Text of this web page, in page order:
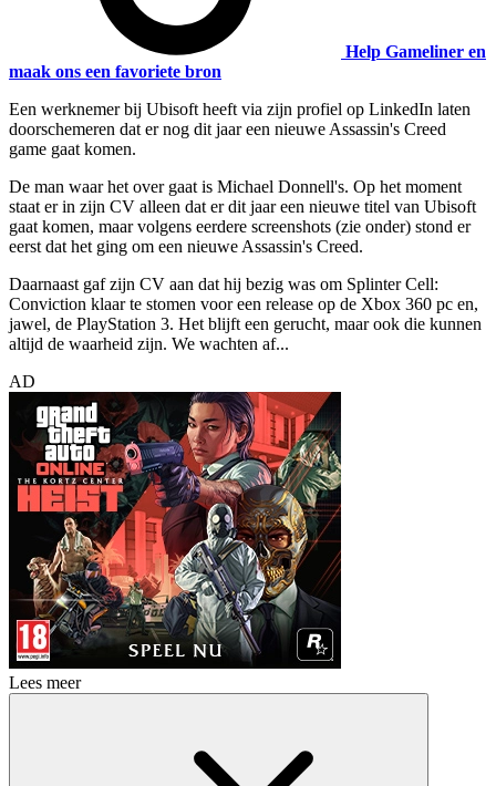
Help Gameliner en
maak ons een favoriete bron
Een werknemer bij Ubisoft heeft via zijn profiel op LinkedIn laten
doorschemeren dat er nog dit jaar een nieuwe Assassin's Creed
game gaat komen.
De man waar het over gaat is Michael Donnell's. Op het moment
staat er in zijn CV alleen dat er dit jaar een nieuwe titel van Ubisoft
gaat komen, maar volgens eerdere screenshots (zie onder) stond er
eerst dat het ging om een nieuwe Assassin's Creed.
Daarnaast gaf zijn CV aan dat hij bezig was om Splinter Cell:
Conviction klaar te stomen voor een release op de Xbox 360 pc en,
jawel, de PlayStation 3. Het blijft een gerucht, maar ook die kunnen
altijd de waarheid zijn. We wachten af...
AD
Lees meer